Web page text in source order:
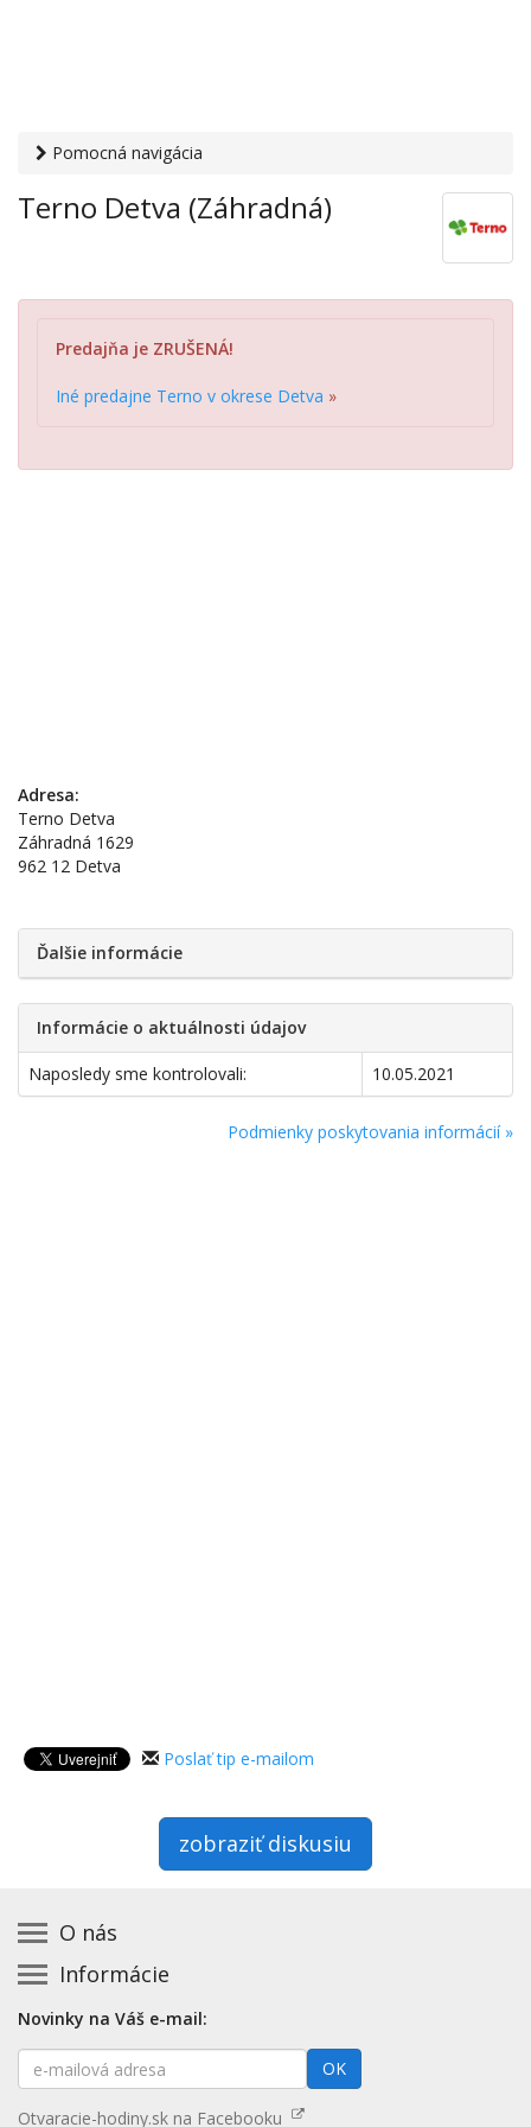
Pomocná navigácia
supermarkety› Terno Detva (Záhradná)
Terno Detva (Záhradná)
Predajňa je ZRUŠENÁ!
Iné predajne Terno v okrese Detva »
Adresa:
Terno Detva
Záhradná 1629
962 12 Detva
Ďalšie informácie
Informácie o aktuálnosti údajov
Naposledy sme kontrolovali: 10.05.2021
Podmienky poskytovania informácií »
Poslať tip e-mailom
zobraziť diskusiu
O nás
Kontakt na prevádzkovateľa
Zásady používania cookies
Prehlásenie o prístupnosti
Mapa stránok
Informácie
Základná registrácia otváracích hodín zadarmo
Platené služby
Nenašli ste otváracie hodiny? Pošlite nám tip
Novinky na Váš e-mail:
E-
mailová
OK
Otvaracie-hodiny.sk na Facebooku